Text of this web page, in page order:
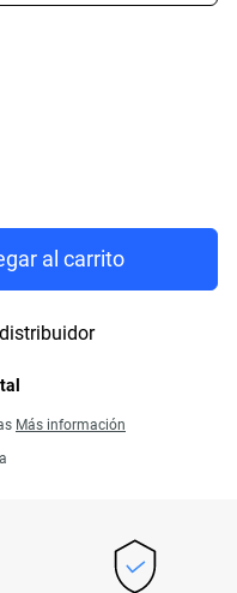
€
al carrito
Más información